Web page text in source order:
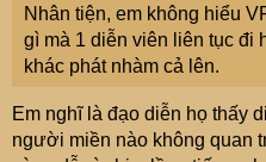
Nhân tiện, em không hiểu
gì mà 1 diễn viên liên tục đi
khác phát nhàm cả lên.
Em nghĩ là đạo diễn họ thấy
người miền nào không quan